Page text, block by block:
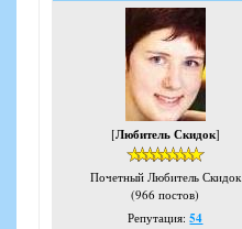
[Любитель Скидок]
Почетный Любитель Скидок
(966 постов)
Репутация:54